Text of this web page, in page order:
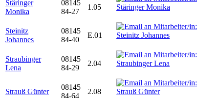
Stäringer
Monika
08145
84-27
1.05
Steinitz
Johannes
08145
84-40
E.01
Straubinger
Lena
08145
84-29
2.04
Strauß Günter
08145
84-64
2.08